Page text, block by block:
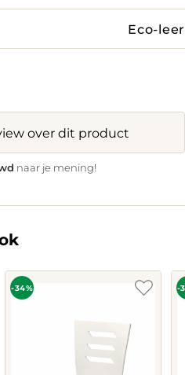
Eco-leer
over dit product
naar je mening!
-34% -